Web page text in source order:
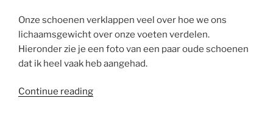
Onze schoenen verklappen veel over hoe we ons
lichaamsgewicht over onze voeten verdelen.
Hieronder zie je een foto van een paar oude schoenen
dat ik heel vaak heb aangehad.
Continue reading“Watch